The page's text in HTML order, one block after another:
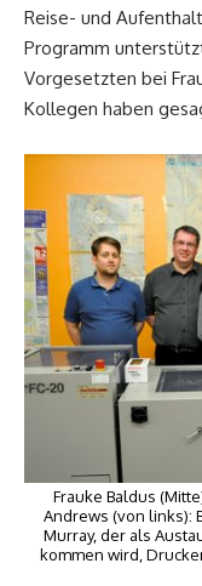
Reise- und
Programm
Vorgesetzten bei
Kollegen haben
Frauke Baldus
Andrews (von links):
Murray, der als
kommen wird,